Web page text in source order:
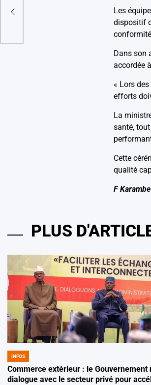
Les
dispositif
Dans son
accordée
« Lors
efforts
La
santé,
Cette
qualité
F Karambe
PLUS
POSTED
IN
INFOS
Commerce extérieur : le Gouvernement
dialogue avec le secteur privé pour